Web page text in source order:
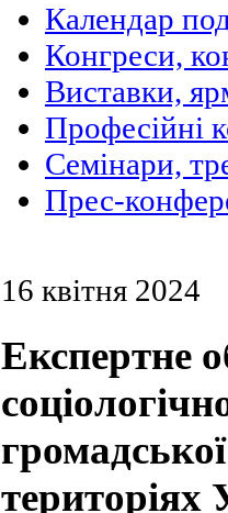
Календар
Конгреси,
Виставки,
Професійні
Семінари,
Прес-
16 квітня 2024
Експертне
територіях